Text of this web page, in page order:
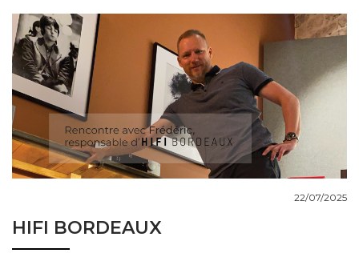
HIFI BORDEAUX
22/07/2025